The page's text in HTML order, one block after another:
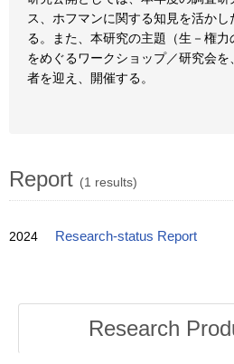
ス、ホフマンに関する知見を活か
る。また、本研究の主題（生－権力
をめぐるワークショップ／研究会
者を迎え、開催する。
Report (1 results)
2024 Research-status Report
Research